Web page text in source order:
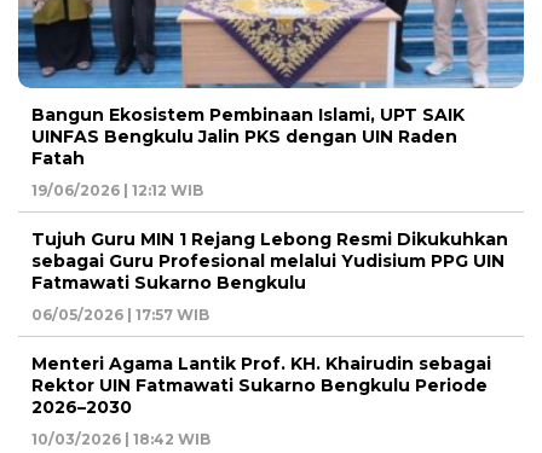
Bangun Ekosistem Pembinaan Islami, UPT SAIK
UINFAS Bengkulu Jalin PKS dengan UIN Raden
Fatah
19/06/2026 | 12:12 WIB
Tujuh Guru MIN 1 Rejang Lebong Resmi Dikukuhkan
sebagai Guru Profesional melalui Yudisium PPG UIN
Fatmawati Sukarno Bengkulu
06/05/2026 | 17:57 WIB
Menteri Agama Lantik Prof. KH. Khairudin sebagai
Rektor UIN Fatmawati Sukarno Bengkulu Periode
2026–2030
10/03/2026 | 18:42 WIB